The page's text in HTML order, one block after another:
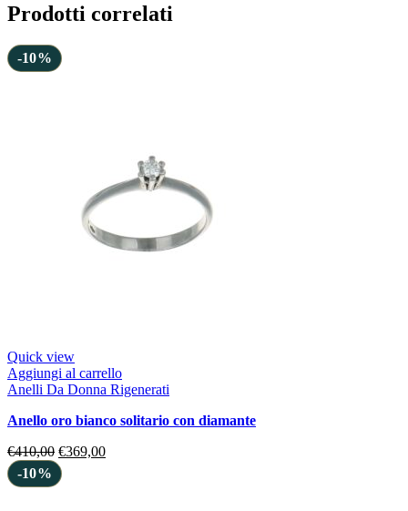
Prodotti correlati
-10%
Quick view
Aggiungi al carrello
Anelli Da Donna Rigenerati
anello oro bianco solitario con diamante
€410,00 €369,00
-10%